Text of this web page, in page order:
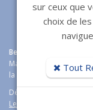
Bexter
Marseille, Fréjus et
la solution e-
Découvrez aussi
Lesty
sur ceux que
choix de
Tout